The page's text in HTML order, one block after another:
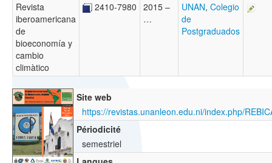
Revista
iberoamericana
de
bioeconomía y
cambio
climàtico
2410-7980 2015 –
…
UNAN, Colegio
de
Postgraduados
Site web
https://revistas.unanleon.edu.ni/index.php/
Périodicité
semestriel